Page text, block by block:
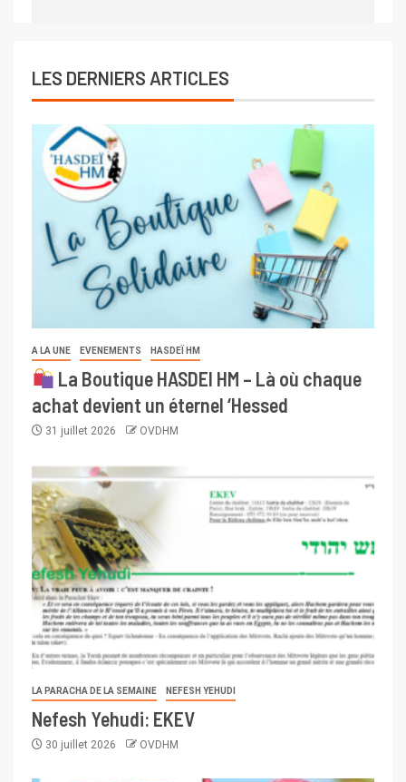
LES DERNIERS ARTICLES
A LA UNE EVENEMENTS HASDEÏ HM
La Boutique HASDEI HM – Là où chaque
achat devient un éternel ‘Hessed
31 juillet 2026 OVDHM
LA PARACHA DE LA SEMAINE NEFESH YEHUDI
Nefesh Yehudi: EKEV
30 juillet 2026 OVDHM